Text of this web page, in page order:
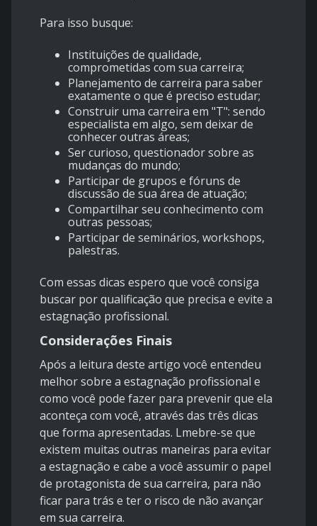
Para isso busque:
Instituições de qualidade,
comprometidas com sua carreira;
Planejamento de carreira para saber
exatamente o que é preciso estudar;
Construir uma carreira em "T": sendo
especialista em algo, sem deixar de
conhecer outras áreas;
Ser curioso, questionador sobre as
mudanças do mundo;
Participar de grupos e fóruns de
discussão de sua área de atuação;
Compartilhar seu conhecimento com
outras pessoas;
Participar de seminários, workshops,
palestras.
Com essas dicas espero que você consiga
buscar por qualificação que precisa e evite a
estagnação profissional.
Considerações Finais
Após a leitura deste artigo você entendeu
melhor sobre a estagnação profissional e
como você pode fazer para prevenir que ela
aconteça com você, através das três dicas
que forma apresentadas. Lmebre-se que
existem muitas outras maneiras para evitar
a estagnação e cabe a você assumir o papel
de protagonista de sua carreira, para não
ficar para trás e ter o risco de não avançar
em sua carreira.